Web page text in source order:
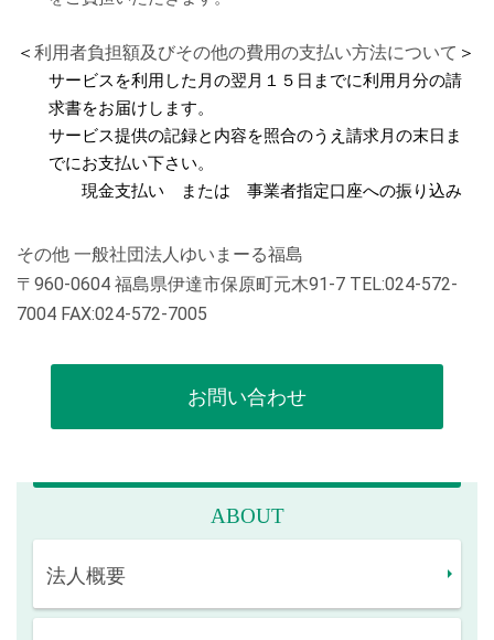
＜ 利用者負担額及びその他の費用の支払い方法について ＞
サービスを利用した月の翌月１５日までに利用月分の請
求書をお届けします。
サービス提供の記録と内容を照合のうえ請求月の末日ま
でにお支払い下さい。
現金支払い または
事業者指定口座への振り込み
その他 一般社団法人ゆいまーる福島
〒960-0604 福島県伊達市保原町元木91-7 TEL:024-572-
7004 FAX:024-572-7005
お問い合わせ
ABOUT
法人概要